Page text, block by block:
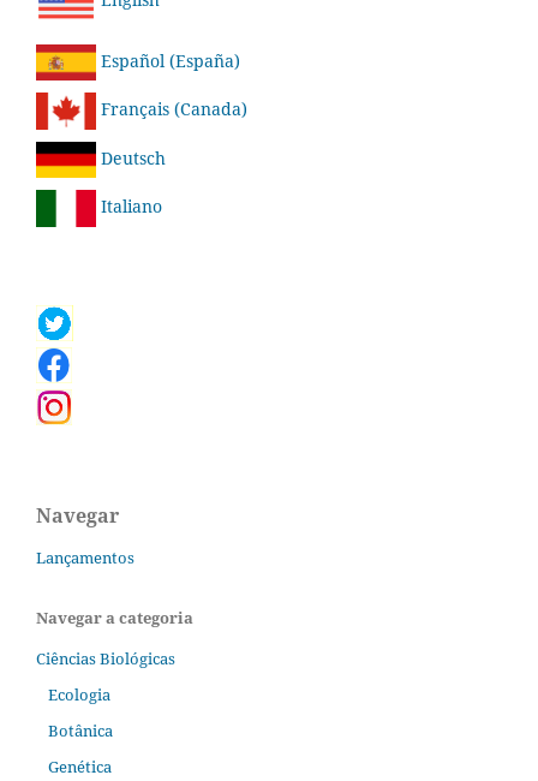
Español (España)
Français (Canada)
Deutsch
Italiano
Navegar
Lançamentos
Navegar a categoria
Ciências Biológicas
Ecologia
Botânica
Genética